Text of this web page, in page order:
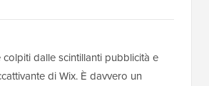
colpiti dalle scintillanti pubblicità e
di Wix. È davvero un